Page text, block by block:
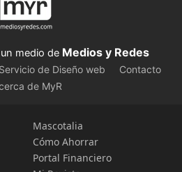
medio de Medios y Redes
Servicio de Diseño web
Contacto
de MyR
Mascotalia
Cómo Ahorrar
Portal Financiero